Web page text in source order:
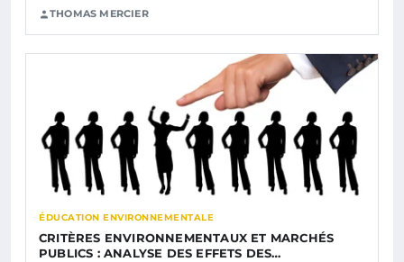
THOMAS MERCIER
ÉDUCATION ENVIRONNEMENTALE
CRITÈRES ENVIRONNEMENTAUX ET MARCHÉS
PUBLICS : ANALYSE DES EFFETS DES…